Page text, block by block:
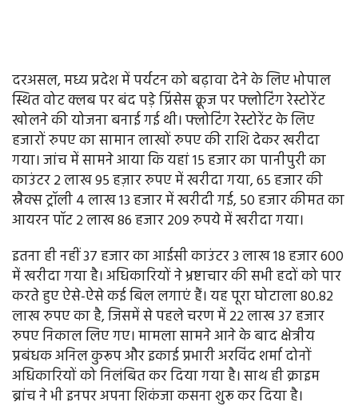
दरअसल, मध्य प्रदेश में पर्यटन को बढ़ावा देने के लिए भोपाल
स्थित वोट क्लब पर बंद पड़े प्रिंसेस क्रूज पर फ्लोटिंग रेस्टोरेंट
खोलने की योजना बनाई गई थी। फ्लोटिंग रेस्टोरेंट के लिए
हजारों रुपए का सामान लाखों रुपए की राशि देकर खरीदा
गया। जांच में सामने आया कि यहां 15 हजार का पानीपुरी का
काउंटर 2 लाख 95 हज़ार रुपए में खरीदा गया, 65 हजार की
स्नैक्स ट्रॉली 4 लाख 13 हजार में खरीदी गई, 50 हजार कीमत का
आयरन पॉट 2 लाख 86 हजार 209 रुपये में खरीदा गया।
इतना ही नहीं 37 हजार का आईसी काउंटर 3 लाख 18 हजार 600
में खरीदा गया है। अधिकारियों ने भ्रष्टाचार की सभी हदों को पार
करते हुए ऐसे-ऐसे कई बिल लगाएं हैं। यह पूरा घोटाला 80.82
लाख रुपए का है, जिसमें से पहले चरण में 22 लाख 37 हजार
रुपए निकाल लिए गए। मामला सामने आने के बाद क्षेत्रीय
प्रबंधक अनिल कुरूप और इकाई प्रभारी अरविंद शर्मा दोनों
अधिकारियों को निलंबित कर दिया गया है। साथ ही क्राइम
ब्रांच ने भी इनपर अपना शिकंजा कसना शुरू कर दिया है।